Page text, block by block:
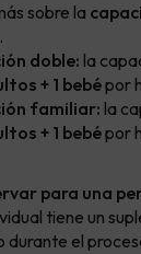
sobre la
.
doble: la
+ 1 bebépor
familiar: la
+ 1 bebépor
para una
tiene un
durante el